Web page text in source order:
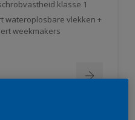
klasse 1
wateroplosbare vlekken +
weekmakers